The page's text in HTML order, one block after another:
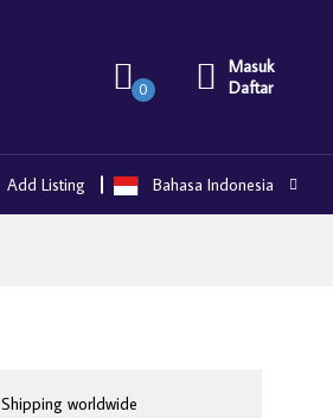
0
Masuk
Daftar
Add Listing Bahasa Indonesia
Shipping worldwide